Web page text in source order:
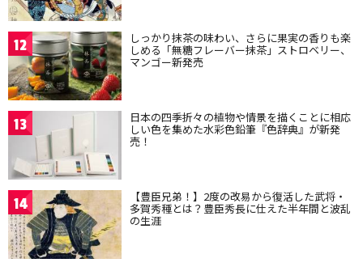
12 しっかり抹茶の味わい、さらに果実の香りも楽
しめる「無糖フレーバー抹茶」ストロベリー、
マンゴー新発売
13 日本の四季折々の植物や情景を描くことに相応
しい色を集めた水彩色鉛筆『色辞典』が新発
売！
14 【豊臣兄弟！】2度の改易から復活した武将・
多賀秀種とは？豊臣秀長に仕えた半年間と波乱
の生涯